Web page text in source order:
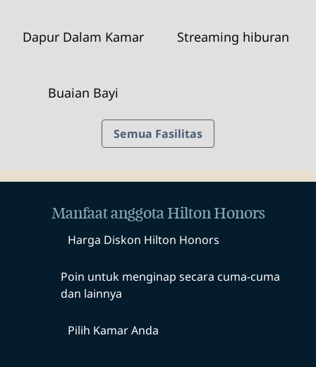
Dapur Dalam Kamar Streaming hiburan
Buaian Bayi
Semua Fasilitas
Manfaat anggota Hilton Honors
Harga Diskon Hilton Honors
Poin untuk menginap secara cuma-cuma
dan lainnya
Pilih Kamar Anda